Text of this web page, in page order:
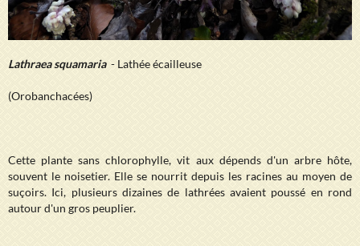
Lathraea squamaria- Lathée écailleuse
(Orobanchacées)
Cette plante sans chlorophylle, vit aux dépends d'un arbre hôte,
souvent le noisetier. Elle se nourrit depuis les racines au moyen de
suçoirs. Ici, plusieurs dizaines de lathrées avaient poussé en rond
autour d'un gros peuplier.